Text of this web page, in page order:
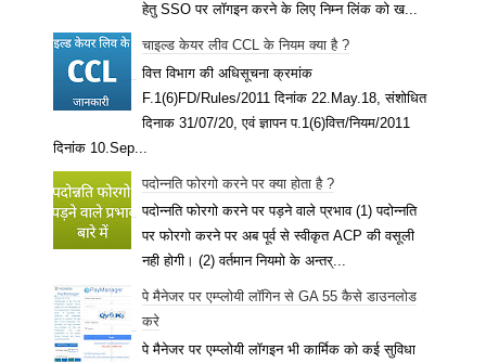
हेतु SSO पर लॉगइन करने के लिए निम्न लिंक को ख...
चाइल्ड केयर लीव CCL के नियम क्या है ?
वित्त विभाग की अधिसूचना क्रमांक
F.1(6)FD/Rules/2011 दिनांक 22.May.18, संशोधित
दिनाक 31/07/20, एवं ज्ञापन प.1(6)वित्त/नियम/2011
दिनांक 10.Sep...
पदोन्नति फोरगो करने पर क्या होता है ?
पदोन्नति फोरगो करने पर पड़ने वाले प्रभाव (1) पदोन्नति
पर फोरगो करने पर अब पूर्व से स्वीकृत ACP की वसूली
नही होगी। (2) वर्तमान नियमो के अन्तर्...
पे मैनेजर पर एम्प्लोयी लॉगिन से GA 55 कैसे डाउनलोड
करे
पे मैनेजर पर एम्प्लोयी लॉगइन भी कार्मिक को कई सुविधा